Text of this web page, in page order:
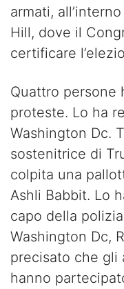
armati,
Hill, dove il
certificare
Quattro persone
proteste. Lo ha
Washington Dc.
sostenitrice di
colpita una
Ashli Babbit. Lo
capo della
Washington Dc,
precisato che gli
hanno